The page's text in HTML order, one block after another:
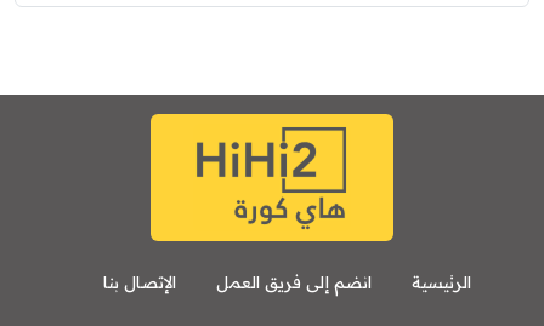
الرئيسية انضم إلى فريق العمل الإتصال بنا